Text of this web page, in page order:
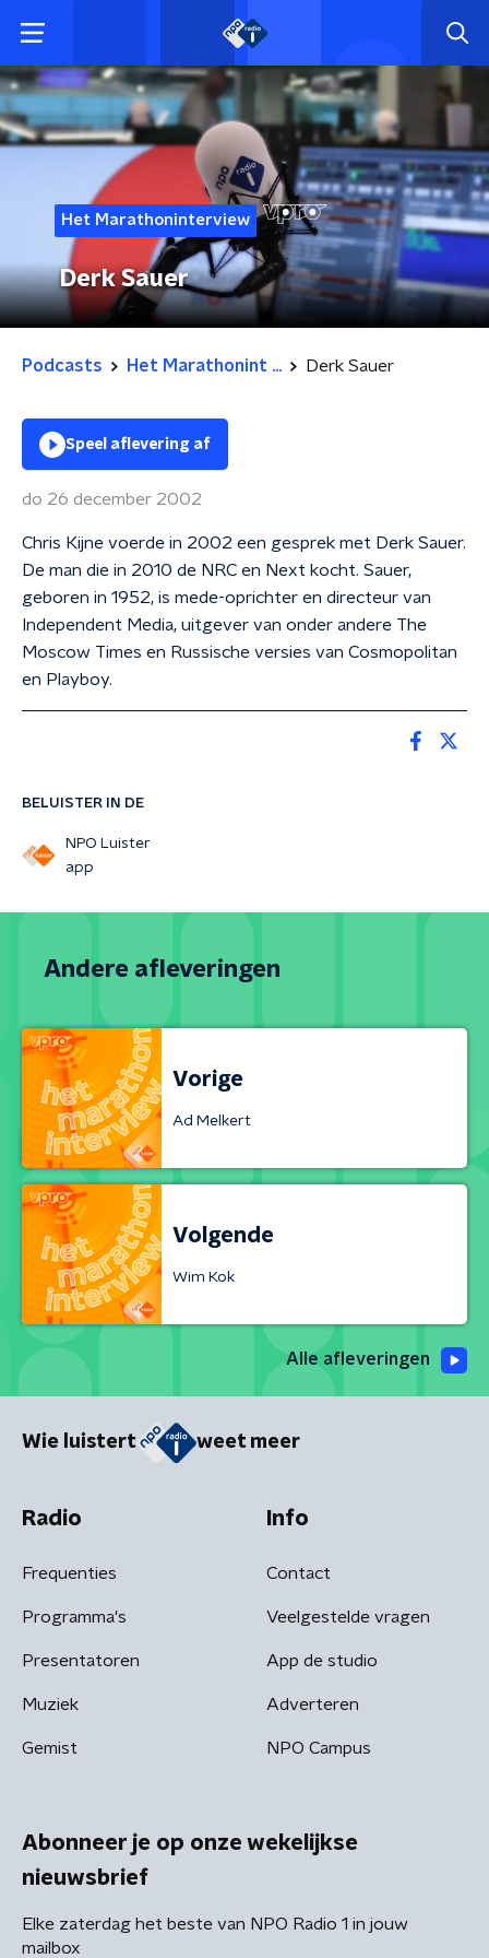
Het Marathoninterview
Derk Sauer
Podcasts Het Marathonint ... Derk Sauer
BELUISTER IN DE
NPO Luister
app
Speel aflevering af
do 26 december 2002
Chris Kijne voerde in 2002 een gesprek met Derk Sauer.
De man die in 2010 de NRC en Next kocht. Sauer,
geboren in 1952, is mede-oprichter en directeur van
Independent Media, uitgever van onder andere The
Moscow Times en Russische versies van Cosmopolitan
en Playboy.
Andere afleveringen
Vorige
Ad Melkert
Volgende
Wim Kok
Alle afleveringen
Wie luistert weet meer
Radio
Frequenties
Programma's
Presentatoren
Muziek
Gemist
Info
Contact
Veelgestelde vragen
App de studio
Adverteren
NPO Campus
Abonneer je op onze wekelijkse
nieuwsbrief
Elke zaterdag het beste van NPO Radio 1 in jouw
mailbox